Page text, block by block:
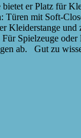
er Platz für
Türen mit Soft-
Kleiderstange
Spielzeuge
ab. Gut zu